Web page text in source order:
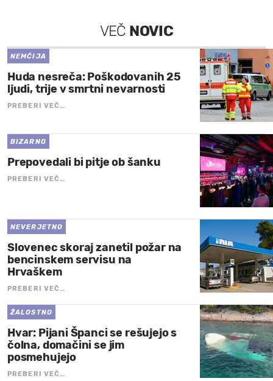
VEČ NOVIC
NEMČIJA
Huda nesreča: Poškodovanih 25
ljudi, trije v smrtni nevarnosti
PREBERI VEČ…
BIZARNO
Prepovedali bi pitje ob šanku
PREBERI VEČ…
NEVERJETNO
Slovenec skoraj zanetil požar na
bencinskem servisu na
Hrvaškem
PREBERI VEČ…
ŽALOSTNO
Hvar: Pijani Španci se rešujejo s
čolna, domačini se jim
posmehujejo
PREBERI VEČ…